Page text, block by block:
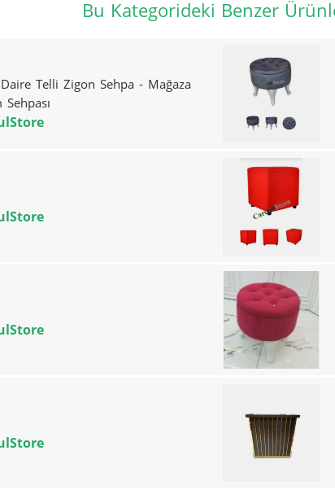
Bu Kategorideki Benzer
Telli Zigon Sehpa - Mağaza